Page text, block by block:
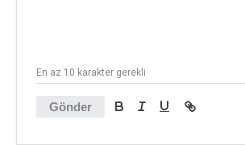
Gönder
En az 10 karakter gerekli